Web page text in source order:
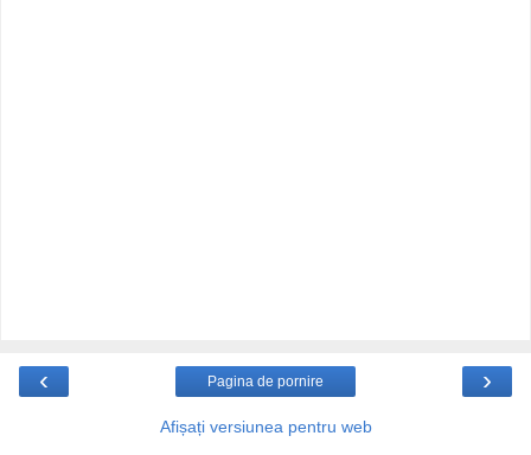
‹ ›
Pagina de pornire
Afișați versiunea pentru web